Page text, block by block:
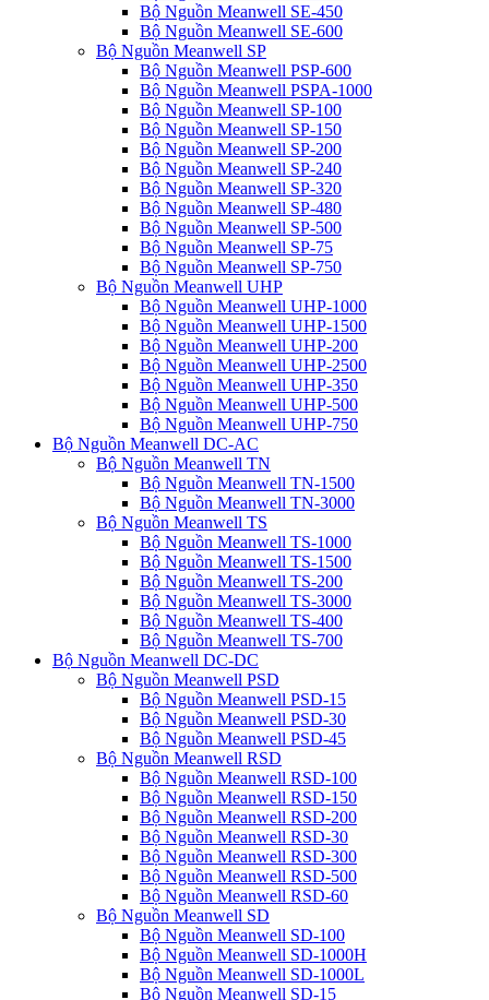
Bộ Nguồn Meanwell SE-450
Bộ Nguồn Meanwell SE-600
Bộ Nguồn Meanwell SP
Bộ Nguồn Meanwell PSP-600
Bộ Nguồn Meanwell PSPA-1000
Bộ Nguồn Meanwell SP-100
Bộ Nguồn Meanwell SP-150
Bộ Nguồn Meanwell SP-200
Bộ Nguồn Meanwell SP-240
Bộ Nguồn Meanwell SP-320
Bộ Nguồn Meanwell SP-480
Bộ Nguồn Meanwell SP-500
Bộ Nguồn Meanwell SP-75
Bộ Nguồn Meanwell SP-750
Bộ Nguồn Meanwell UHP
Bộ Nguồn Meanwell UHP-1000
Bộ Nguồn Meanwell UHP-1500
Bộ Nguồn Meanwell UHP-200
Bộ Nguồn Meanwell UHP-2500
Bộ Nguồn Meanwell UHP-350
Bộ Nguồn Meanwell UHP-500
Bộ Nguồn Meanwell UHP-750
Bộ Nguồn Meanwell DC-AC
Bộ Nguồn Meanwell TN
Bộ Nguồn Meanwell TN-1500
Bộ Nguồn Meanwell TN-3000
Bộ Nguồn Meanwell TS
Bộ Nguồn Meanwell TS-1000
Bộ Nguồn Meanwell TS-1500
Bộ Nguồn Meanwell TS-200
Bộ Nguồn Meanwell TS-3000
Bộ Nguồn Meanwell TS-400
Bộ Nguồn Meanwell TS-700
Bộ Nguồn Meanwell DC-DC
Bộ Nguồn Meanwell PSD
Bộ Nguồn Meanwell PSD-15
Bộ Nguồn Meanwell PSD-30
Bộ Nguồn Meanwell PSD-45
Bộ Nguồn Meanwell RSD
Bộ Nguồn Meanwell RSD-100
Bộ Nguồn Meanwell RSD-150
Bộ Nguồn Meanwell RSD-200
Bộ Nguồn Meanwell RSD-30
Bộ Nguồn Meanwell RSD-300
Bộ Nguồn Meanwell RSD-500
Bộ Nguồn Meanwell RSD-60
Bộ Nguồn Meanwell SD
Bộ Nguồn Meanwell SD-100
Bộ Nguồn Meanwell SD-1000H
Bộ Nguồn Meanwell SD-1000L
Bộ Nguồn Meanwell SD-15